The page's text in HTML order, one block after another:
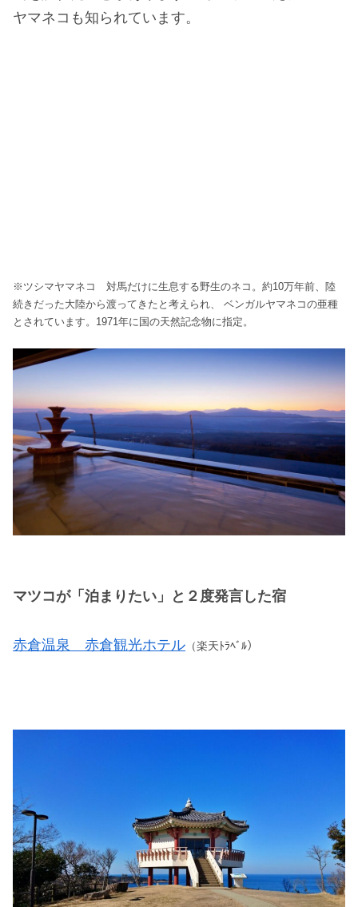
ヤマネコも知られています。
※ツシマヤマネコ 対馬だけに生息する野生のネコ。約10万年前、陸
続きだった大陸から渡ってきたと考えられ、 ベンガルヤマネコの亜種
とされています。1971年に国の天然記念物に指定。
マツコが「泊まりたい」と２度発言した宿
赤倉温泉 赤倉観光ホテル （楽天ﾄﾗﾍﾞﾙ）